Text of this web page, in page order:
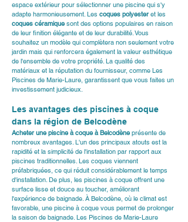
espace extérieur pour sélectionner une piscine qui s'y
adapte harmonieusement. Les coques polyester et les
coques céramique sont des options populaires en raison
de leur finition élégante et de leur durabilité. Vous
souhaitez un modèle qui complètera non seulement votre
jardin mais qui renforcera également la valeur esthétique
de l'ensemble de votre propriété. La qualité des
matériaux et la réputation du fournisseur, comme Les
Piscines de Marie-Laure, garantissent que vous faites un
investissement judicieux.
Les avantages des piscines à coque
dans la région de Belcodène
Acheter une piscine à coque à Belcodène présente de
nombreux avantages. L'un des principaux atouts est la
rapidité et la simplicité de l'installation par rapport aux
piscines traditionnelles. Les coques viennent
préfabriquées, ce qui réduit considérablement le temps
d'installation. De plus, les piscines à coque offrent une
surface lisse et douce au toucher, améliorant
l'expérience de baignade. À Belcodène, où le climat est
favorable, une piscine à coque vous permet de prolonger
la saison de baignade. Les Piscines de Marie-Laure